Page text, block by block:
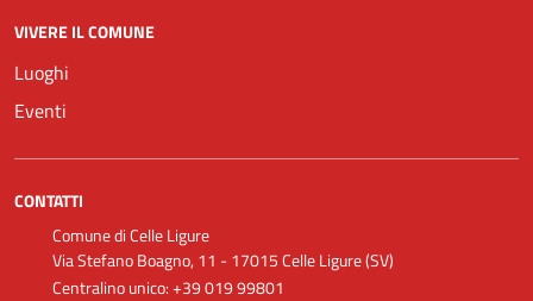
VIVERE IL COMUNE
Luoghi
Eventi
CONTATTI
Comune di Celle Ligure
Via Stefano Boagno, 11 - 17015 Celle Ligure (SV)
Centralino unico: +39 019 99801